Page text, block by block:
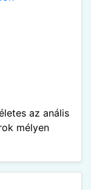
az anális
mélyen